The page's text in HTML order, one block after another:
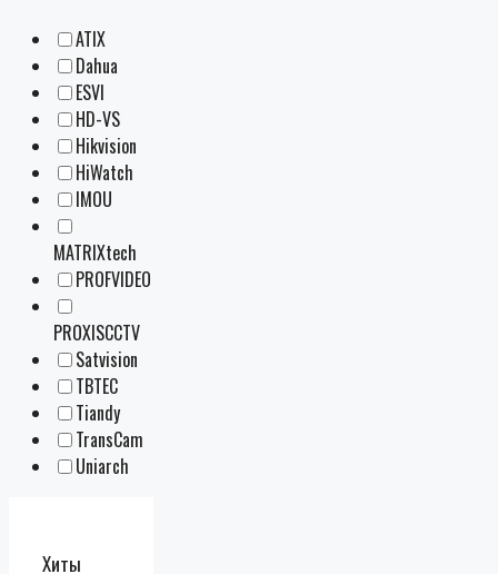
ATIX
Dahua
ESVI
HD-VS
Hikvision
HiWatch
IMOU
MATRIXtech
PROFVIDEO
PROXISCCTV
Satvision
TBTEC
Tiandy
TransCam
Uniarch
Хиты